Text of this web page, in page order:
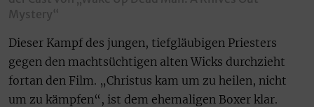
Mystery“
Dieser Kampf des jungen, tiefgläubigen Priesters
gegen den machtsüchtigen alten Wicks durchzieht
fortan den Film. „Christus kam um zu heilen, nicht
um zu kämpfen“, ist dem ehemaligen Boxer klar.